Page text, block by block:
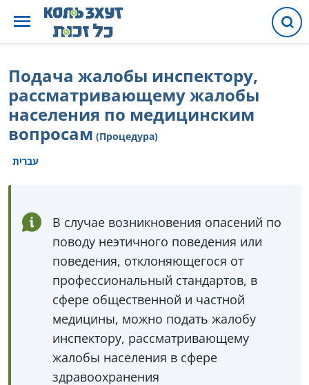
Подача жалобы инспектору,
рассматривающему жалобы
населения по медицинским
вопросам (Процедура)
עברית
В случае возникновения опасений по
поводу неэтичного поведения или
поведения, отклоняющегося от
профессиональный стандартов, в
сфере общественной и частной
медицины, можно подать жалобу
инспектору, рассматривающему
жалобы населения в сфере
здравоохранения